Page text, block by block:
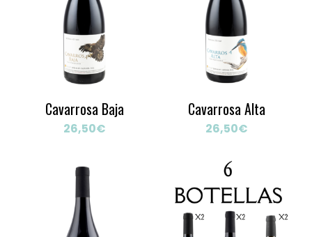
Cavarrosa Baja
26,50€
Cavarrosa Alta
26,50€